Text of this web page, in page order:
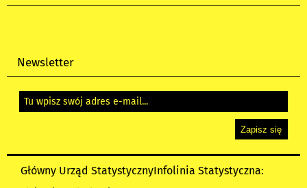
Newsletter
Główny Urząd StatystycznyInfolinia Statystyczna: